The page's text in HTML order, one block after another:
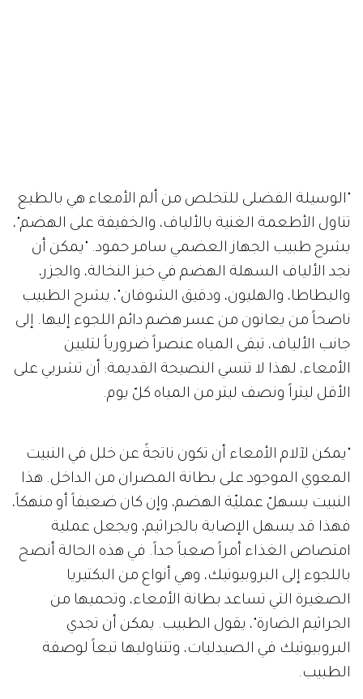
"الوسيلة الفضلى للتخلص من ألم الأمعاء هي بالطبع
تناول الأطعمة الغنية بالألياف، والخفيفة على الهضم"،
يشرح طبيب الجهاز العضمي سامر حمود. "يمكن أن
نجد الألياف السهلة الهضم في خبز النخالة، والجزر،
والبطاطا، والهليون، ودقيق الشوفان"، يشرح الطبيب
ناصحاً من يعانون من عسر هضم دائم اللجوء إليها. إلى
جانب الألياف، تبقى المياه عنصراً ضرورياً لتليين
الأمعاء، لهذا لا تنسي النصيحة القديمة: أن تشربي على
الأقل ليتراً ونصف ليتر من المياه كلّ يوم.
"يمكن لآلام الأمعاء أن تكون ناتجةً عن خلل في النبيت
المعوي الموجود على بطانة المصران من الداخل. هذا
النبيت يسهلّ عمليّة الهضم، وإن كان ضعيفاً أو منهكاً،
فهذا قد يسهل الإصابة بالجراثيم، ويجعل عملية
امتصاص الغذاء أمراً صعباً جداً. في هذه الحالة أنصح
باللجوء إلى البروبيوتيك، وهي أنواع من البكتيريا
الصغيرة التي تساعد بطانة الأمعاء، وتحميها من
الجراثيم الضارة"، يقول الطبيب. يمكن أن تجدي
البروبيوتيك في الصيدليات، وتتناوليها تبعاً لوصفة
الطبيب.